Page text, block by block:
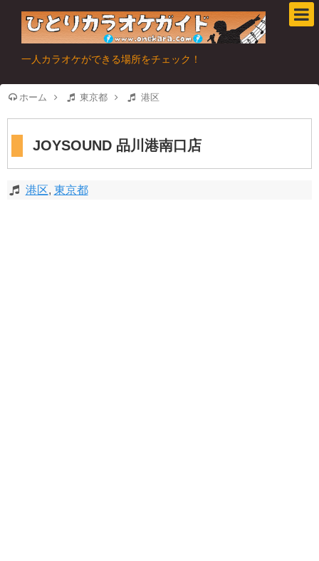
一人カラオケができる場所をチェック！
ホーム 東京都 港区
JOYSOUND 品川港南口店
港区, 東京都